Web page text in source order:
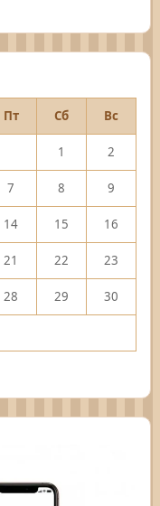
Пт Сб Вс
1 2
7 8 9
14 15 16
21 22 23
28 29 30